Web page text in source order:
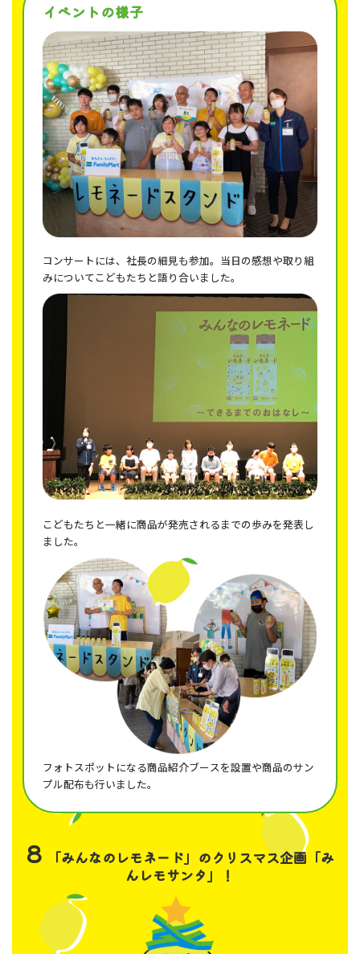
イベントの様子
コンサートには、社長の細見も参加。当日の感想や取り組
みについてこどもたちと語り合いました。
こどもたちと一緒に商品が発売されるまでの歩みを発表し
ました。
フォトスポットになる商品紹介ブースを設置や商品のサン
プル配布も行いました。
8 「みんなのレモネード」のクリスマス企画「み
んレモサンタ」！